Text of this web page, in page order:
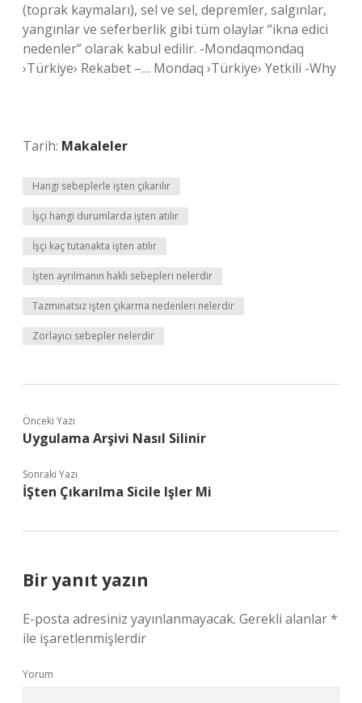
(toprak kaymaları), sel ve sel, depremler, salgınlar,
yangınlar ve seferberlik gibi tüm olaylar “ikna edici
nedenler” olarak kabul edilir. -Mondaqmondaq
›Türkiye› Rekabet –… Mondaq ›Türkiye› Yetkili -Why
Tarih: Makaleler
Hangi sebeplerle işten çıkarılır
İşçi hangi durumlarda işten atılır
İşçi kaç tutanakta işten atılır
İşten ayrılmanın haklı sebepleri nelerdir
Tazminatsız işten çıkarma nedenleri nelerdir
Zorlayıcı sebepler nelerdir
Önceki Yazı
Uygulama Arşivi Nasıl Silinir
Sonraki Yazı
İŞten Çıkarılma Sicile Işler Mi
Bir yanıt yazın
E-posta adresiniz yayınlanmayacak. Gerekli alanlar*
ile işaretlenmişlerdir
Yorum